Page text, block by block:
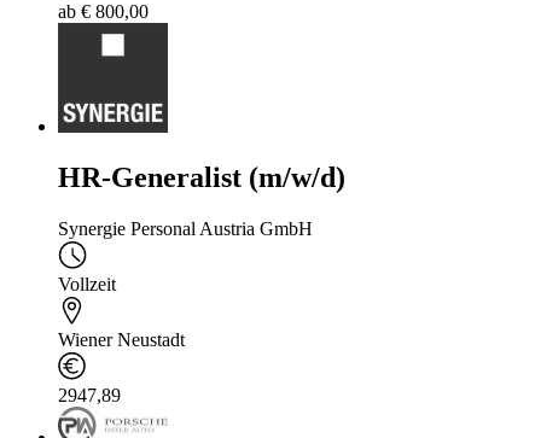
ab € 800,00
HR-Generalist (m/w/d)
Synergie Personal Austria GmbH
Vollzeit
Wiener Neustadt
2947,89